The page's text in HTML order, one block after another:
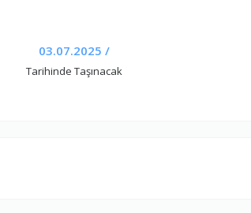
03.07.2025 /
Tarihinde Taşınacak